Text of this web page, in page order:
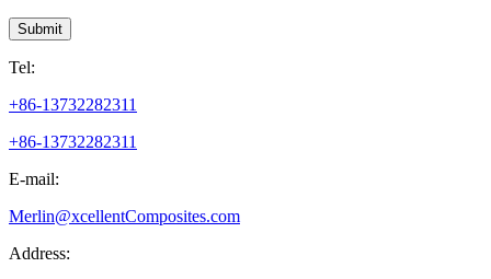
Submit
Tel:
+86-13732282311
+86-13732282311
E-mail:
Merlin@xcellentComposites.com
Address: